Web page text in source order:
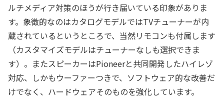
ルチメディア対策のほうが行き届いている印象がありま
す。象徴的なのはカタログモデルではTVチューナーが内
蔵されているというところで、当然リモコンも付属します
（カスタマイズモデルはチューナーなしも選択できま
す）。またスピーカーはPioneerと共同開発したハイレゾ
対応、しかもウーファーつきで、ソフトウェア的な改善だ
けでなく、ハードウェアそのものを強化しています。